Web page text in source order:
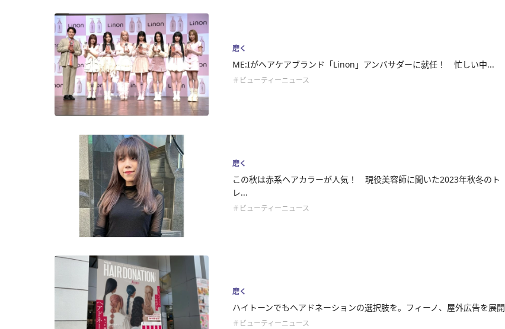
磨く
ME:Iがヘアケアブランド「Linon」アンバサダーに就任！ 忙しい中...
＃ビューティーニュース
磨く
この秋は赤系ヘアカラーが人気！ 現役美容師に聞いた2023年秋冬のト
レ...
＃ビューティーニュース
磨く
ハイトーンでもヘアドネーションの選択肢を。フィーノ、屋外広告を展開
＃ビューティーニュース